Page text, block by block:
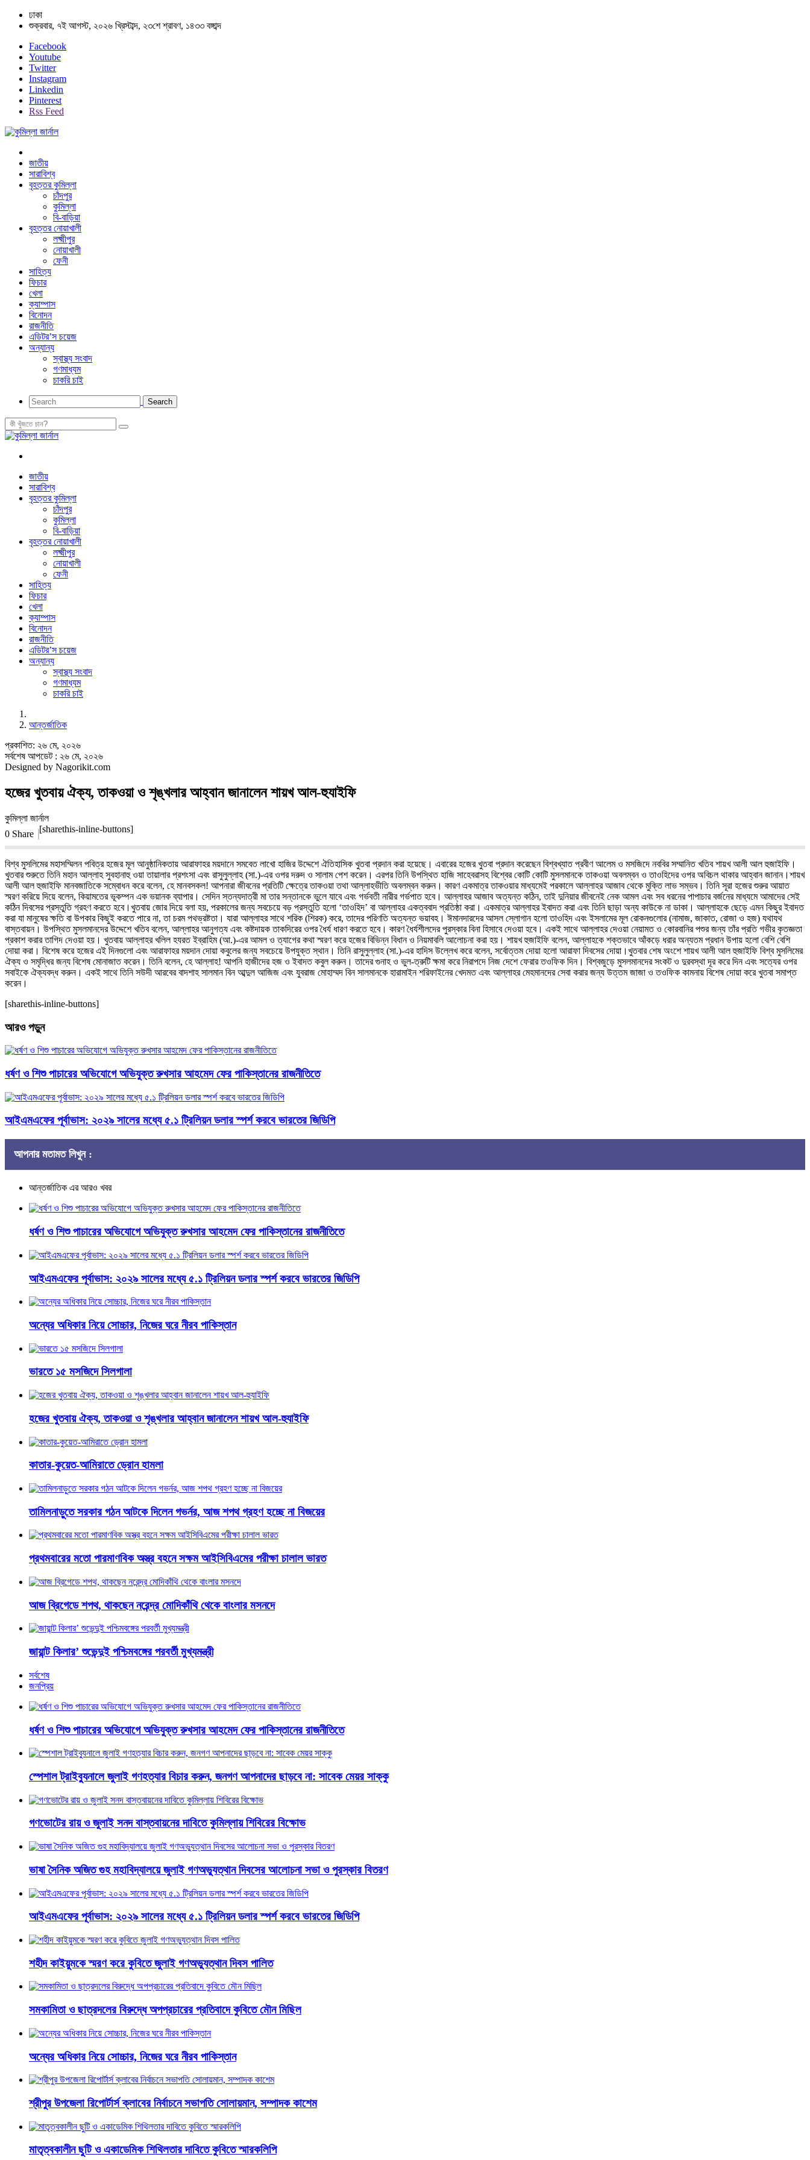
ঢাকা
শুক্রবার, ৭ই আগস্ট, ২০২৬ খ্রিস্টাব্দ, ২৩শে শ্রাবণ, ১৪৩৩ বঙ্গাব্দ
Facebook
Youtube
Twitter
Instagram
Linkedin
Pinterest
Rss Feed
জাতীয়
সারাবিশ্ব
বৃহত্তর কুমিল্লা
চাঁদপুর
কুমিল্লা
বি-বাড়িয়া
বৃহত্তর নোয়াখালী
লক্ষ্মীপুর
নোয়াখালী
ফেনী
সাহিত্য
ফিচার
খেলা
ক্যাম্পাস
বিনোদন
রাজনীতি
এডিটর’স চয়েজ
অন্যান্য
স্বাস্থ্য সংবাদ
গণমাধ্যম
চাকরি চাই
জাতীয়
সারাবিশ্ব
বৃহত্তর কুমিল্লা
চাঁদপুর
কুমিল্লা
বি-বাড়িয়া
বৃহত্তর নোয়াখালী
লক্ষ্মীপুর
নোয়াখালী
ফেনী
সাহিত্য
ফিচার
খেলা
ক্যাম্পাস
বিনোদন
রাজনীতি
এডিটর’স চয়েজ
অন্যান্য
স্বাস্থ্য সংবাদ
গণমাধ্যম
চাকরি চাই
আন্তর্জাতিক
প্রকাশিত: ২৬ মে, ২০২৬
সর্বশেষ আপডেট : ২৬ মে, ২০২৬
Designed by Nagorikit.com
হজের খুতবায় ঐক্য, তাকওয়া ও শৃঙ্খলার আহ্বান জানালেন শায়খ আল-হুযাইফি
কুমিল্লা জার্নাল
0 Share [sharethis-inline-buttons]
বিশ্ব মুসলিমের মহাসম্মিলন পবিত্র হজের মূল আনুষ্ঠানিকতায় আরাফাহর ময়দানে সমবেত লাখো হাজির উদ্দেশে ঐতিহাসিক খুতবা প্রদান করা হয়েছে। এবারের হজের খুতবা প্রদান করেছেন বিশ্বখ্যাত প্রবীণ আলেম ও মসজিদে নববির সম্মানিত খতিব শায়খ আলী আল হুজাইফি।
খুতবার শুরুতে তিনি মহান আল্লাহ সুবহানাহু ওয়া তায়ালার প্রশংসা এবং রাসুলুল্লাহ (সা.)-এর ওপর দরুদ ও সালাম পেশ করেন। এরপর তিনি উপস্থিত হাজি সাহেবরাসহ বিশ্বের কোটি কোটি মুসলমানকে তাকওয়া অবলম্বন ও তাওহিদের ওপর অবিচল থাকার আহ্বান জানান।শায়খ
আলী আল হুজাইফি মানবজাতিকে সম্বোধন করে বলেন, হে মানবসকল! আপনারা জীবনের প্রতিটি ক্ষেত্রে তাকওয়া তথা আল্লাহভীতি অবলম্বন করুন। কারণ একমাত্র তাকওয়ার মাধ্যমেই পরকালে আল্লাহর আজাব থেকে মুক্তি লাভ সম্ভব। তিনি সূরা হজের শুরুর আয়াত
স্মরণ করিয়ে দিয়ে বলেন, কিয়ামতের ভূকম্পন এক ভয়ানক ব্যাপার। সেদিন স্তন্যদাত্রী মা তার সন্তানকে ভুলে যাবে এবং গর্ভবতী নারীর গর্ভপাত হবে। আল্লাহর আজাব অত্যন্ত কঠিন, তাই দুনিয়ার জীবনেই নেক আমল এবং সব ধরনের পাপাচার বর্জনের মাধ্যমে আমাদের সেই
কঠিন দিবসের প্রস্তুতি গ্রহণ করতে হবে।খুতবায় জোর দিয়ে বলা হয়, পরকালের জন্য সবচেয়ে বড় প্রস্তুতি হলো ‘তাওহিদ’ বা আল্লাহর একত্ববাদ প্রতিষ্ঠা করা। একমাত্র আল্লাহর ইবাদত করা এবং তিনি ছাড়া অন্য কাউকে না ডাকা। আল্লাহকে ছেড়ে এমন কিছুর ইবাদত
করা যা মানুষের ক্ষতি বা উপকার কিছুই করতে পারে না, তা চরম পথভ্রষ্টতা। যারা আল্লাহর সাথে শরিক (শিরক) করে, তাদের পরিণতি অত্যন্ত ভয়াবহ। ঈমানদারদের আসল স্লোগান হলো তাওহিদ এবং ইসলামের মূল রোকনগুলোর (নামাজ, জাকাত, রোজা ও হজ) যথাযথ
বাস্তবায়ন। উপস্থিত মুসলমানদের উদ্দেশে খতিব বলেন, আল্লাহর আনুগত্য এবং কষ্টদায়ক তাকদিরের ওপর ধৈর্য ধারণ করতে হবে। কারণ ধৈর্যশীলদের পুরস্কার বিনা হিসাবে দেওয়া হবে। একই সাথে আল্লাহর দেওয়া নেয়ামত ও কোরবানির পশুর জন্য তাঁর প্রতি গভীর কৃতজ্ঞতা
প্রকাশ করার তাগিদ দেওয়া হয়। খুতবায় আল্লাহর খলিল হযরত ইব্রাহিম (আ.)-এর আমল ও ত্যাগের কথা স্মরণ করে হজের বিভিন্ন বিধান ও নিয়মাবলি আলোচনা করা হয়। শায়খ হুজাইফি বলেন, আল্লাহকে শক্তভাবে আঁকড়ে ধরার অন্যতম প্রধান উপায় হলো বেশি বেশি
দোয়া করা। বিশেষ করে হজের এই দিনগুলো এবং আরাফাহর ময়দান দোয়া কবুলের জন্য সবচেয়ে উপযুক্ত স্থান। তিনি রাসুলুল্লাহ (সা.)-এর হাদিস উল্লেখ করে বলেন, সর্বোত্তম দোয়া হলো আরাফা দিবসের দোয়া।খুতবার শেষ অংশে শায়খ আলী আল হুজাইফি বিশ্ব মুসলিমের
ঐক্য ও সমৃদ্ধির জন্য বিশেষ মোনাজাত করেন। তিনি বলেন, হে আল্লাহ! আপনি হাজীদের হজ ও ইবাদত কবুল করুন। তাদের গুনাহ ও ভুল-ত্রুটি ক্ষমা করে নিরাপদে নিজ দেশে ফেরার তওফিক দিন। বিশ্বজুড়ে মুসলমানদের সংকট ও দুরবস্থা দূর করে দিন এবং সত্যের ওপর
সবাইকে ঐক্যবদ্ধ করুন। একই সাথে তিনি সউদী আরবের বাদশাহ সালমান বিন আব্দুল আজিজ এবং যুবরাজ মোহাম্মদ বিন সালমানকে হারামাইন শরিফাইনের খেদমত এবং আল্লাহর মেহমানদের সেবা করার জন্য উত্তম জাজা ও তওফিক কামনায় বিশেষ দোয়া করে খুতবা সমাপ্ত
করেন।
[sharethis-inline-buttons]
আরও পড়ুন
ধর্ষণ ও শিশু পাচারের অভিযোগে অভিযুক্ত রুখসার আহমেদ ফের পাকিস্তানের রাজনীতিতে
​আইএমএফের পূর্বাভাস: ২০২৯ সালের মধ্যে ৫.১ ট্রিলিয়ন ডলার স্পর্শ করবে ভারতের জিডিপি
আপনার মতামত লিখুন :
আন্তর্জাতিক এর আরও খবর
ধর্ষণ ও শিশু পাচারের অভিযোগে অভিযুক্ত রুখসার আহমেদ ফের পাকিস্তানের রাজনীতিতে
​আইএমএফের পূর্বাভাস: ২০২৯ সালের মধ্যে ৫.১ ট্রিলিয়ন ডলার স্পর্শ করবে ভারতের জিডিপি
অন্যের অধিকার নিয়ে সোচ্চার, নিজের ঘরে নীরব পাকিস্তান
ভারতে ১৫ মসজিদে সিলগালা
হজের খুতবায় ঐক্য, তাকওয়া ও শৃঙ্খলার আহ্বান জানালেন শায়খ আল-হুযাইফি
কাতার-কুয়েত-আমিরাতে ড্রোন হামলা
তামিলনাড়ুতে সরকার গঠন আটকে দিলেন গভর্নর, আজ শপথ গ্রহণ হচ্ছে না বিজয়ের
প্রথমবারের মতো পারমাণবিক অস্ত্র বহনে সক্ষম আইসিবিএমের পরীক্ষা চালাল ভারত
আজ ব্রিগেডে শপথ, থাকছেন নরেন্দ্র মোদিকাঁথি থেকে বাংলার মসনদে
জায়ান্ট কিলার’ শুভেন্দুই পশ্চিমবঙ্গের পরবর্তী মুখ্যমন্ত্রী
সর্বশেষ
জনপ্রিয়
ধর্ষণ ও শিশু পাচারের অভিযোগে অভিযুক্ত রুখসার আহমেদ ফের পাকিস্তানের রাজনীতিতে
স্পেশাল ট্রাইব্যুনালে জুলাই গণহত্যার বিচার করুন, জনগণ আপনাদের ছাড়বে না: সাবেক মেয়র সাক্কু
গণভোটের রায় ও জুলাই সনদ বাস্তবায়নের দাবিতে কুমিল্লায় শিবিরের বিক্ষোভ
ভাষা সৈনিক অজিত গুহ মহাবিদ্যালয়ে জুলাই গণঅভ্যুত্থান দিবসের আলোচনা সভা ও পুরস্কার বিতরণ
​আইএমএফের পূর্বাভাস: ২০২৯ সালের মধ্যে ৫.১ ট্রিলিয়ন ডলার স্পর্শ করবে ভারতের জিডিপি
শহীদ কাইয়ুমকে স্মরণ করে কুবিতে জুলাই গণঅভ্যুত্থান দিবস পালিত
সমকামিতা ও ছাত্রদলের বিরুদ্ধে অপপ্রচারের প্রতিবাদে কুবিতে মৌন মিছিল
অন্যের অধিকার নিয়ে সোচ্চার, নিজের ঘরে নীরব পাকিস্তান
শ্রীপুর উপজেলা রিপোর্টার্স ক্লাবের নির্বাচনে সভাপতি সোলায়মান, সম্পাদক কাশেম
মাতৃত্বকালীন ছুটি ও একাডেমিক শিথিলতার দাবিতে কুবিতে স্মারকলিপি